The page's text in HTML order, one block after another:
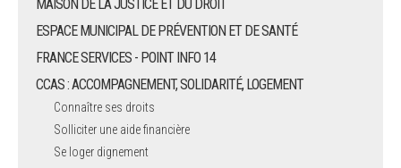
MAISON DE LA JUSTICE ET DU DROIT
ESPACE MUNICIPAL DE PRÉVENTION ET DE SANTÉ
FRANCE SERVICES - POINT INFO 14
CCAS : ACCOMPAGNEMENT, SOLIDARITÉ, LOGEMENT
Connaître ses droits
Solliciter une aide financière
Se loger dignement